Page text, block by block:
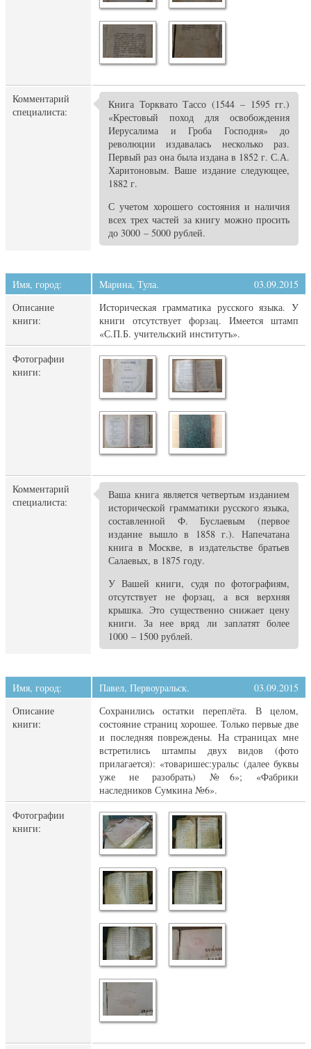
Комментарий
специалиста:
Книга Торквато Тассо (1544 – 1595 гг.)
«Крестовый поход для освобождения
Иерусалима и Гроба Господня» до
революции издавалась несколько раз.
Первый раз она была издана в 1852 г. С.А.
Харитоновым. Ваше издание следующее,
1882 г.
С учетом хорошего состояния и наличия
всех трех частей за книгу можно просить
до 3000 – 5000 рублей.
Имя, город: Марина, Тула.
03.09.2015
Описание
книги:
Историческая грамматика русского языка. У
книги отсутствует форзац. Имеется штамп
«С.П.Б. учительский институтъ».
Фотографии
книги:
Комментарий
специалиста:
Ваша книга является четвертым изданием
исторической грамматики русского языка,
составленной Ф. Буслаевым (первое
издание вышло в 1858 г.). Напечатана
книга в Москве, в издательстве братьев
Салаевых, в 1875 году.
У Вашей книги, судя по фотографиям,
отсутствует не форзац, а вся верхняя
крышка. Это существенно снижает цену
книги. За нее вряд ли заплатят более
1000 – 1500 рублей.
Имя, город: Павел, Первоуральск.
03.09.2015
Описание
книги:
Сохранились остатки переплёта. В целом,
состояние страниц хорошее. Только первые две
и последняя повреждены. На страницах мне
встретились штампы двух видов (фото
прилагается): «товаришес:уральс (далее буквы
уже не разобрать) №6»; «Фабрики
наследников Сумкина №6».
Фотографии
книги: